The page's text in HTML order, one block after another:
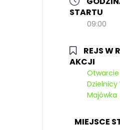
STARTU
09:00
REJS W
AKCJI
Otwarcie
Dzielnicy
Majówka
MIEJSCE